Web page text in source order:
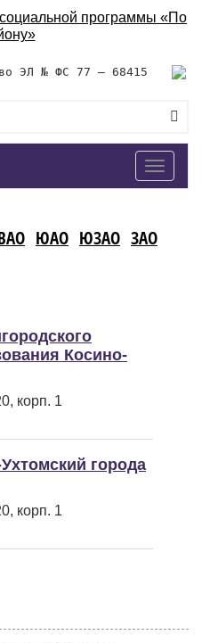
ЭЛ № ФС 77 – 68415
Toggle
ЮАО ЮЗАО ЗАО
Косино-
корп. 1
города
корп. 1